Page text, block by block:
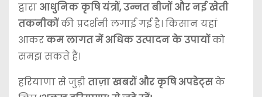
द्वारा आधुनिक कृषि यंत्रों, उन्नत बीजों और नई खेती
तकनीकोंकी प्रदर्शनी लगाई गई है। किसान यहां
आकरकम लागत में अधिक उत्पादन के उपायोंको
समझ सकते हैं।
हरियाणा से जुड़ीताज़ा खबरों और कृषि अपडेट्सके